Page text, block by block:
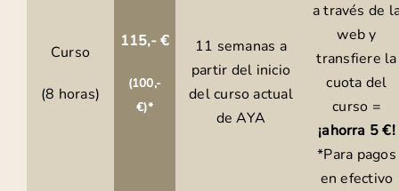
Curso
(8 horas)
115,- €
(100,-
€)*
11 semanas a
partir del inicio
del curso actual
de AYA
a través de
web y
transfiere la
cuota del
curso =
¡ahorra 5 €!
*Para pagos
en efectivo